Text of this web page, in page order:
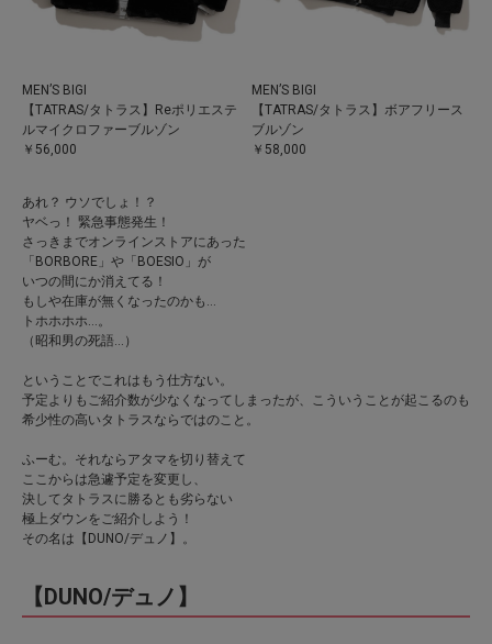
MEN’S BIGI
【TATRAS/タトラス】Reポリエステ
ルマイクロファーブルゾン
￥56,000
MEN’S BIGI
【TATRAS/タトラス】ボアフリース
ブルゾン
￥58,000
あれ？ ウソでしょ！？
ヤベっ！ 緊急事態発生！
さっきまでオンラインストアにあった
「BORBORE」や「BOESIO」が
いつの間にか消えてる！
もしや在庫が無くなったのかも…
トホホホホ…。
（昭和男の死語…）
ということでこれはもう仕方ない。
予定よりもご紹介数が少なくなってしまったが、こういうことが起こるのも
希少性の高いタトラスならではのこと。
ふーむ。それならアタマを切り替えて
ここからは急遽予定を変更し、
決してタトラスに勝るとも劣らない
極上ダウンをご紹介しよう！
その名は【DUNO/デュノ】。
【DUNO/デュノ】